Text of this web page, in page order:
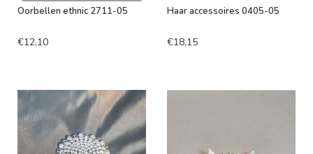
Oorbellen ethnic 2711-05
€12,10
Haar accessoires 0405-05
€18,15